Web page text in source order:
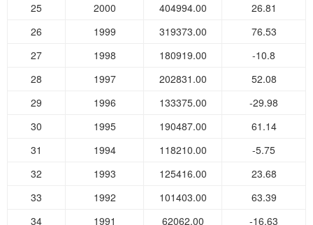
25
2000 404994.00
26.81
26
1999 319373.00
76.53
27
1998 180919.00
-10.8
28
1997 202831.00
52.08
29
1996 133375.00
-29.98
30
1995 190487.00
61.14
31
1994 118210.00
-5.75
32
1993 125416.00
23.68
33
1992 101403.00
63.39
34
1991 62062.00 -16.63